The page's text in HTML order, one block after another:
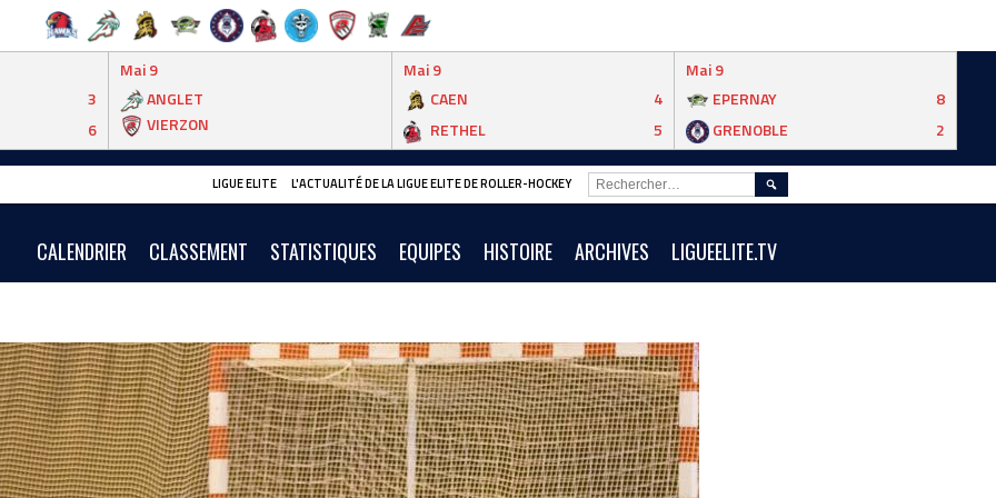
3
6
Mai 9
ANGLET
VIERZON
Mai 9
CAEN
4
RETHEL
5
Mai 9
EPERNAY
8
GRENOBLE
2
LIGUE ELITE L'ACTUALITÉ DE LA LIGUE ELITE DE ROLLER-HOCKEY
CALENDRIER CLASSEMENT STATISTIQUES EQUIPES HISTOIRE ARCHIVES LIGUEELITE.TV
RECHERCHER :